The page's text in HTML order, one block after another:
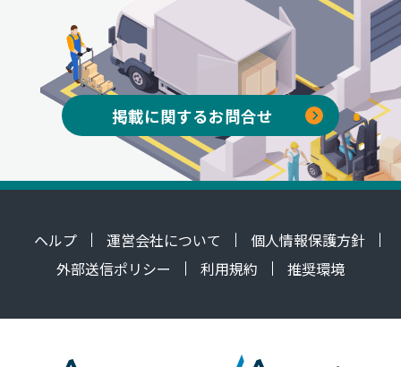
掲載に関するお問合せ
ヘルプ 運営会社について
個人情報保護方針
外部送信ポリシー
利用規約 推奨環境